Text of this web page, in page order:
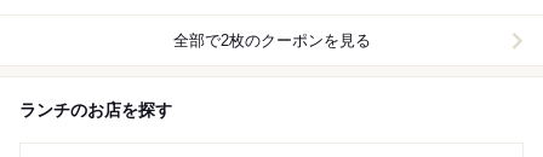
全部で2枚のクーポンを見る
ランチのお店を探す